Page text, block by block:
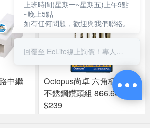
中繼
Octopus尚卓 六角柄含鈷
不銹鋼鑽頭組 866.606
$239
上班時間(星期一~星期五)上午9點
~晚上5點
如有任何問題，歡迎與我們聯絡。
回覆至 EcLife線上詢價！專人服務